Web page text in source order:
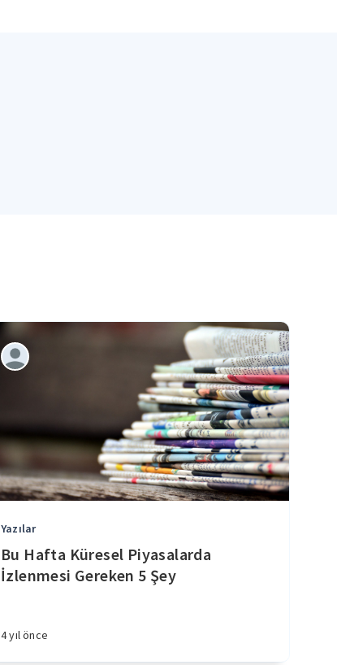
Yazılar
Bu Hafta Küresel Piyasalarda
İzlenmesi Gereken 5 Şey
4 yıl önce